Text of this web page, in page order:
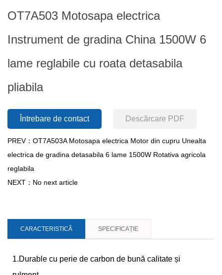
OT7A503 Motosapa electrica
Instrument de gradina China 1500W 6
lame reglabile cu roata detasabila
pliabila
Întrebare de contact Descărcare PDF
PREV：OT7A503A Motosapa electrica Motor din cupru Unealta
electrica de gradina detasabila 6 lame 1500W Rotativa agricola
reglabila
NEXT：No next article
CARACTERISTICĂ SPECIFICAȚIE
1.Durable cu perie de carbon de bună calitate și